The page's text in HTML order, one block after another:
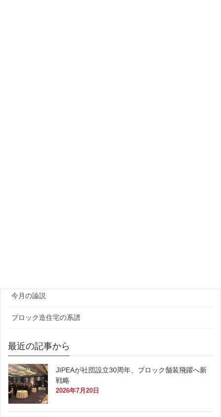
今月の論説
ブロック造住宅の系譜
最近の記事から
JIPEAが社団設立30周年、ブロック舗装飛躍へ新
戦略
2026年7月20日